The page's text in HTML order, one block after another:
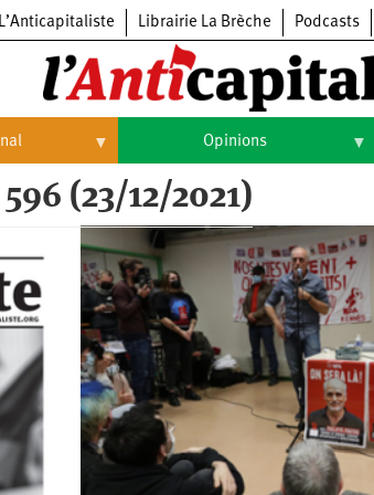
L’Anticapitaliste Librairie La Brèche Podcasts
Opinions
Opinions
Histoire
(23/12/2021)